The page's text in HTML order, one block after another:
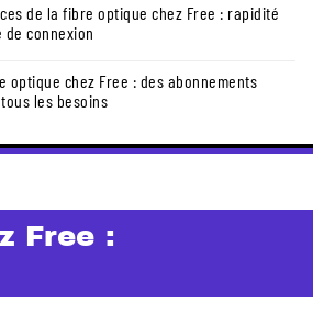
de la fibre optique chez Free : rapidité
connexion
optique chez Free : des abonnements
les besoins
Free :